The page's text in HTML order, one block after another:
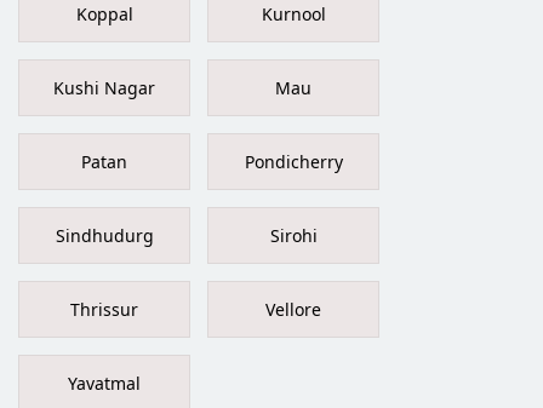
Koppal Kurnool
Kushi Nagar Mau
Patan Pondicherry
Sindhudurg Sirohi
Thrissur Vellore
Yavatmal